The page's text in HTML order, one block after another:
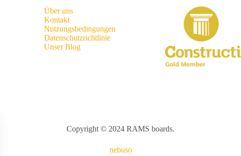
Über uns
Kontakt
Nutzungsbedingungen
Datenschutzrichtlinie
Unser Blog
Copyright © 2024 RAMS boards.
nebuso